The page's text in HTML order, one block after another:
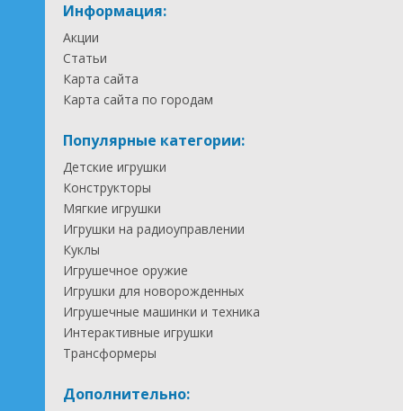
Информация:
Акции
Статьи
Карта сайта
Карта сайта по городам
Популярные категории:
Детские игрушки
Конструкторы
Мягкие игрушки
Игрушки на радиоуправлении
Куклы
Игрушечное оружие
Игрушки для новорожденных
Игрушечные машинки и техника
Интерактивные игрушки
Трансформеры
Дополнительно: